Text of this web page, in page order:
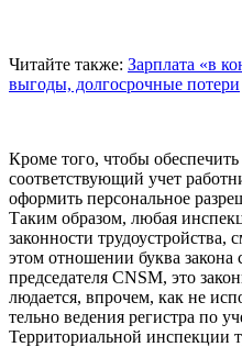
Читайте также: Зарплата «в
выгоды, долгосрочные потери
Кроме того, чтобы
соответствующий учет
оформить персо­нальное
Таким образом, лю­бая
законности трудоуст­ройства,
этом отношении буква
председателя CNSM, это
людается, впрочем, как не
тельно ведения регистра по
Территориаль­ной инспекции